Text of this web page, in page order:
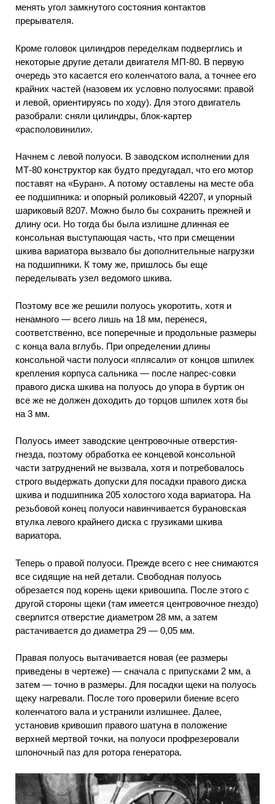
менять угол замкнутого состояния контактов
прерывателя.
Кроме головок цилиндров переделкам подверглись и
некоторые другие детали двигателя МП-80. В первую
очередь это касается его коленчатого вала, а точнее его
крайних частей (назовем их условно полуосями: правой
и левой, ориентируясь по ходу). Для этого двигатель
разобрали: сняли цилиндры, блок-картер
«располовинили».
Начнем с левой полуоси. В заводском исполнении для
МТ-80 конструктор как будто предугадал, что его мотор
поставят на «Буран». А потому оставлены на месте оба
ее подшипника: и опорный роликовый 42207, и упорный
шариковый 8207. Можно было бы сохранить прежней и
длину оси. Но тогда бы была излишне длинная ее
консольная выступающая часть, что при смещении
шкива вариатора вызвало бы дополнительные нагрузки
на подшипники. К тому же, пришлось бы еще
переделывать узел ведомого шкива.
Поэтому все же решили полуось укоротить, хотя и
ненамного — всего лишь на 18 мм, перенеся,
соответственно, все поперечные и продольные размеры
с конца вала вглубь. При определении длины
консольной части полуоси «плясали» от концов шпилек
крепления корпуса сальника — после напрес-совки
правого диска шкива на полуось до упора в буртик он
все же не должен доходить до торцов шпилек хотя бы
на 3 мм.
Полуось имеет заводские центровочные отверстия-
гнезда, поэтому обработка ее концевой консольной
части затруднений не вызвала, хотя и потребовалось
строго выдержать допуски для посадки правого диска
шкива и подшипника 205 холостого хода вариатора. На
резьбовой конец полуоси навинчивается бурановская
втулка левого крайнего диска с грузиками шкива
вариатора.
Теперь о правой полуоси. Прежде всего с нее снимаются
все сидящие на ней детали. Свободная полуось
обрезается под корень щеки кривошипа. После этого с
другой стороны щеки (там имеется центровочное гнездо)
сверлится отверстие диаметром 28 мм, а затем
растачивается до диаметра 29 — 0,05 мм.
Правая полуось вытачивается новая (ее размеры
приведены в чертеже) — сначала с припусками 2 мм, а
затем — точно в размеры. Для посадки щеки на полуось
щеку нагревали. После того проверили биение всего
коленчатого вала и устранили излишнее. Далее,
установив кривошип правого шатуна в положение
верхней мертвой точки, на полуоси профрезеровали
шпоночный паз для ротора генератора.